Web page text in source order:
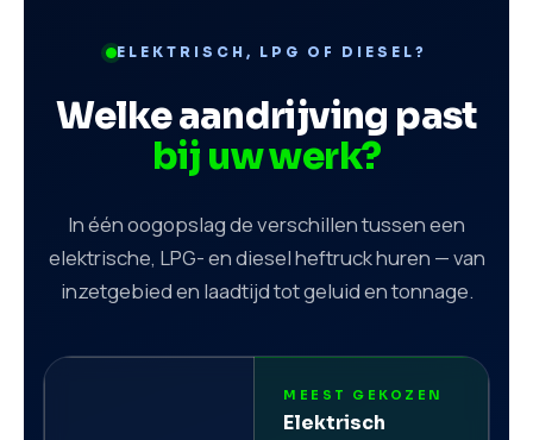
ELEKTRISCH, LPG OF DIESEL?
Welke aandrijving past
bij uw werk?
In één oogopslag de verschillen tussen een
elektrische, LPG- en diesel heftruck huren — van
inzetgebied en laadtijd tot geluid en tonnage.
MEEST GEKOZEN
Elektrisch